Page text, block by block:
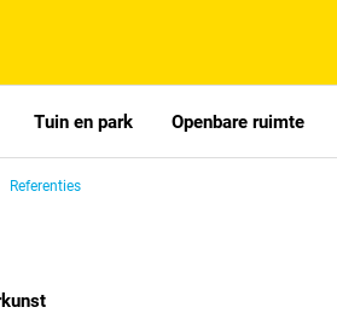
Tuin en park Openbare ruimte
Referenties